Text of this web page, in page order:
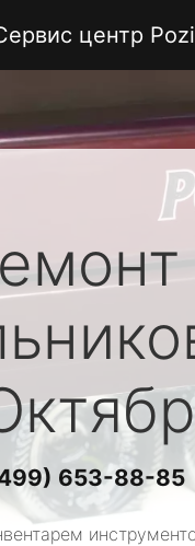
центр
653-88-85